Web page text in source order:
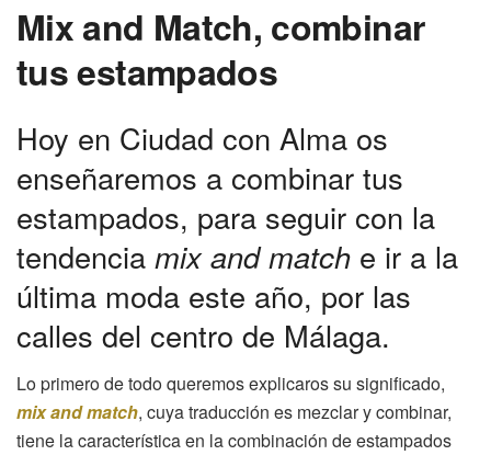
Mix and Match, combinar
tus estampados
Hoy en Ciudad con Alma os
enseñaremos a combinar tus
estampados, para seguir con la
tendencia mix and match e ir a la
última moda este año, por las
calles del centro de Málaga.
Lo primero de todo queremos explicaros su significado,
mix and match, cuya traducción es mezclar y combinar,
tiene la característica en la combinación de estampados